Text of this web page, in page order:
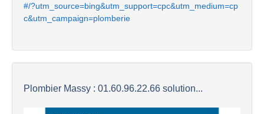
#/?utm_source=bing&utm_support=cpc&utm_medium=cp
c&utm_campaign=plomberie
Plombier Massy : 01.60.96.22.66 solution...